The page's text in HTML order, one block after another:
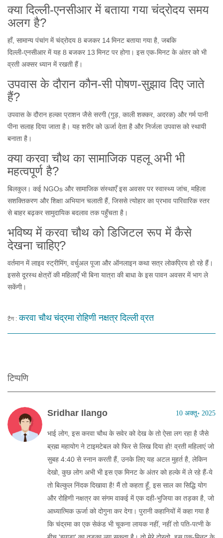
क्या दिल्ली‑एनसीआर में बताया गया चंद्रोदय समय
अलग है?
हाँ, सामान्य पंचांग में चंद्रोदय 8 बजकर 14 मिनट बताया गया है, जबकि
दिल्ली‑एनसीआर में यह 8 बजकर 13 मिनट पर होगा। इस एक‑मिनट के अंतर को भी
व्रती अक्सर ध्यान में रखती हैं।
उपवास के दौरान कौन‑सी पोषण‑सुझाव दिए जाते
हैं?
उपवास के दौरान हल्का प्राशन जैसे सरगी (गुड़, काली शक्कर, अदरक) और गर्म पानी
पीना सलाह दिया जाता है। यह शरीर को ऊर्जा देता है और निर्जला उपवास को स्थायी
बनाता है।
क्या करवा चौथ का सामाजिक पहलू अभी भी
महत्वपूर्ण है?
बिलकुल। कई NGOs और सामाजिक संस्थाएँ इस अवसर पर स्वास्थ्य जांच, महिला
सशक्तिकरण और शिक्षा अभियान चलाती हैं, जिससे त्योहार का प्रभाव पारिवारिक स्तर
से बाहर बढ़कर सामुदायिक बदलाव तक पहुँचता है।
भविष्य में करवा चौथ को डिजिटल रूप में कैसे
देखना चाहिए?
वर्तमान में लाइव स्ट्रीमिंग, वर्चुअल पूजा और ऑनलाइन कथा सत्र लोकप्रिय हो रहे हैं।
इससे दूरस्थ क्षेत्रों की महिलाएँ भी बिना यात्रा की बाधा के इस पावन अवसर में भाग ले
सकेंगी।
टैग : करवा चौथ चंद्रमा रोहिणी नक्षत्र दिल्ली व्रत
टिप्पणि
Sridhar Ilango 10 अक्तू॰ 2025
भाई लोग, इस करवा चौथ के सवेर को देख के तो ऐसा लग रहा है जैसे
ब्रह्म महायोग ने टाइमटेबल को फिर से लिख दिया हो! व्रती महिलाएं जो
सुबह 4:40 से स्नान करती हैं, उनके लिए यह अटल मुहर्त है, लेकिन
देखो, कुछ लोग अभी भी इस एक मिनट के अंतर को हल्के में ले रहे हैं-ये
तो बिल्कुल निंदक दिखावा है! मैं तो कहता हूँ, इस साल का सिद्धि योग
और रोहिणी नक्षत्र का संगम वाकई में एक दही-भुजिया का तड़का है, जो
आध्यात्मिक ऊर्जा को दोगुना कर देगा। पुरानी कहानियों में कहा गया है
कि चंद्रमा का एक सेकंड भी चूकना लायक नहीं, नहीं तो पति‑पत्नी के